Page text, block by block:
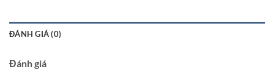
ĐÁNH GIÁ (0)
Đánh giá